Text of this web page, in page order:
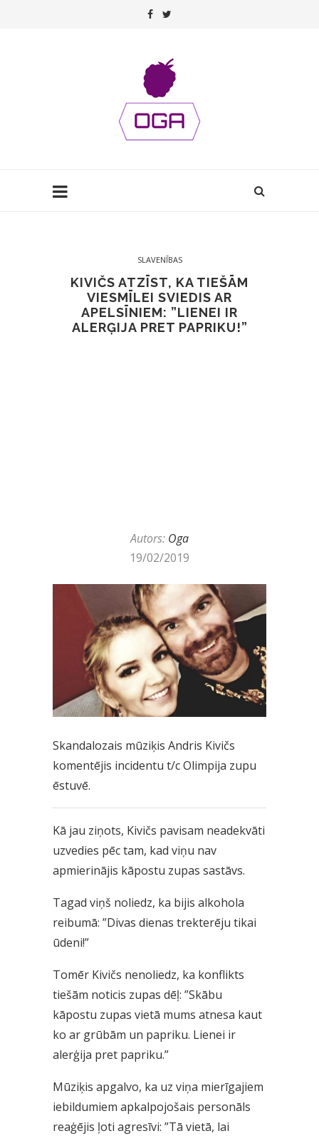
SLAVENĪBAS
KIVIČS ATZĪST, KA TIEŠĀM
VIESMĪLEI SVIEDIS AR
APELSĪNIEM: ”LIENEI IR
ALERĢIJA PRET PAPRIKU!”
Autors: Oga
19/02/2019
Skandalozais mūziķis Andris Kivičs
komentējis incidentu t/c Olimpija zupu
ēstuvē.
Kā jau ziņots, Kivičs pavisam neadekvāti
uzvedies pēc tam, kad viņu nav
apmierinājis kāpostu zupas sastāvs.
Tagad viņš noliedz, ka bijis alkohola
reibumā: ”Divas dienas trekterēju tikai
ūdeni!”
Tomēr Kivičs nenoliedz, ka konflikts
tiešām noticis zupas dēļ: ”Skābu
kāpostu zupas vietā mums atnesa kaut
ko ar grūbām un papriku. Lienei ir
alerģija pret papriku.”
Mūziķis apgalvo, ka uz viņa mierīgajiem
iebildumiem apkalpojošais personāls
reaģējis ļoti agresīvi: ”Tā vietā, lai